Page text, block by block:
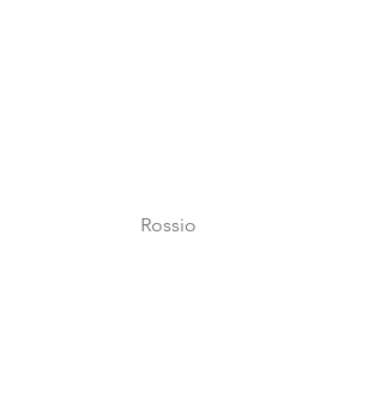
                         Rossio